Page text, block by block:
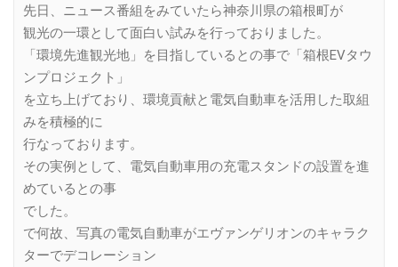
先日、ニュース番組をみていたら神奈川県の箱根町が
観光の一環として面白い試みを行っておりました。
「環境先進観光地」を目指しているとの事で「箱根EVタウ
ンプロジェクト」
を立ち上げており、環境貢献と電気自動車を活用した取組
みを積極的に
行なっております。
その実例として、電気自動車用の充電スタンドの設置を進
めているとの事
でした。
で何故、写真の電気自動車がエヴァンゲリオンのキャラク
ターでデコレーション